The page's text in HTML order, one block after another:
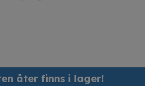
åter finns i lager!